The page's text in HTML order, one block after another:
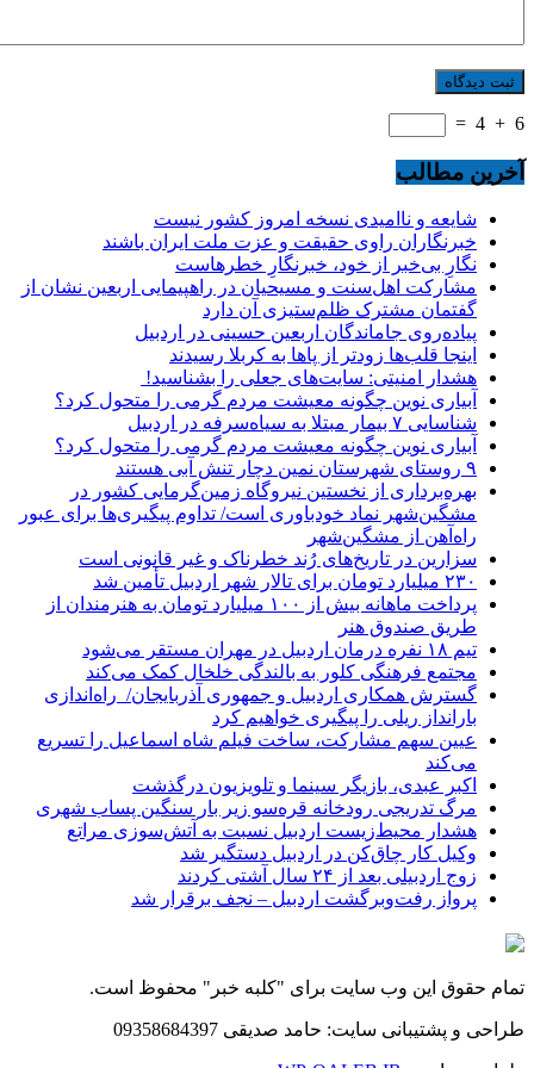
6
+
4
=
آخرین مطالب
شایعه و ناامیدی نسخه امروز کشور نیست
خبرنگاران راوی حقیقت و عزت ملت ایران باشند
نگارِ بی‌خبر از خود، خبرنگارِ خطرهاست
مشارکت اهل‌سنت و مسیحیان در راهپیمایی اربعین نشان از
گفتمان مشترک ظلم‌ستیزی آن دارد
پیاده‌روی جاماندگان اربعین حسینی در اردبیل
اینجا قلب‌ها زودتر از پاها به کربلا رسیدند
هشدار امنیتی: سایت‌های جعلی را بشناسید!
آبیاری نوین چگونه معیشت مردم گرمی را متحول کرد؟
شناسایی ۷ بیمار مبتلا به سیاه‌سرفه در اردبیل
آبیاری نوین چگونه معیشت مردم گرمی را متحول کرد؟
۹ روستای شهرستان نمین دچار تنش آبی هستند
بهره‌برداری از نخستین نیروگاه زمین‌گرمایی کشور در
مشگین‌شهر نماد خودباوری است/ تداوم پیگیری‌ها برای عبور
راه‌آهن از مشگین‌شهر
سزارین در تاریخ‌های رُند خطرناک و غیر قانونی است
۲۳۰ میلیارد تومان برای تالار شهر اردبیل تأمین شد
پرداخت ماهانه بیش از ۱۰۰ میلیارد تومان به هنرمندان از
طریق صندوق هنر
تیم ۱۸ نفره درمان اردبیل در مهران مستقر می‌شود
مجتمع فرهنگی کلور به بالندگی خلخال کمک می‌کند
گسترش همکاری اردبیل و جمهوری آذربایجان/ راه‌اندازی
بارانداز ریلی را پیگیری خواهیم کرد
عیین سهم مشارکت، ساخت فیلم شاه‌ اسماعیل را تسریع
می‌کند
اکبر عبدی، بازیگر سینما و تلویزیون درگذشت
مرگ تدریجی رودخانه قره‌سو زیر بار سنگین پساب شهری
هشدار محیط‌زیست اردبیل نسبت به آتش‌سوزی مراتع
وکیل کار چاق‌کن در اردبیل دستگیر شد
زوج اردبیلی بعد از ۲۴ سال آشتی کردند
پرواز رفت‌وبرگشت اردبیل – نجف برقرار شد
تمام حقوق این وب سایت برای "کلبه خبر" محفوظ است.
طراحی و پشتیبانی سایت: حامد صدیقی 09358684397